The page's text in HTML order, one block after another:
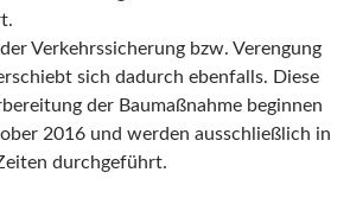
Verkehrssicherung bzw. Verengung
sich dadurch ebenfalls. Diese
der Baumaßnahme beginnen
2016 und werden ausschließlich in
durchgeführt.